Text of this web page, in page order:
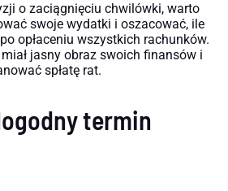
o zaciągnięciu chwilówki, warto
swoje wydatki i oszacować, ile
opłaceniu wszystkich rachunków.
jasny obraz swoich finansów i
spłatę rat.
termin